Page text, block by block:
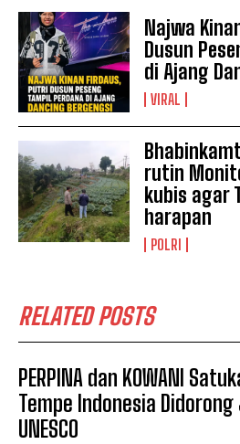
Najwa
Dusun
di Ajang
VIRAL
rutin
kubis agar
harapan
POLRI
RELATED POSTS
PERPINA dan KOWANI
Tempe Indonesia
UNESCO